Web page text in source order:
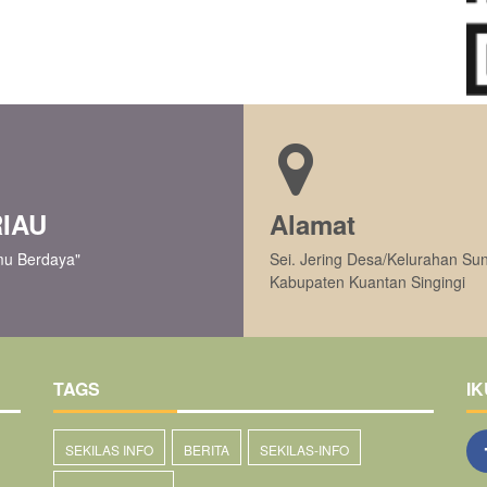
Berdaya"
Alamat
Sei. Jering Desa/Kelurahan
Kabupaten Kuantan Singingi
TAGS
SEKILAS INFO BERITA SEKILAS-INFO